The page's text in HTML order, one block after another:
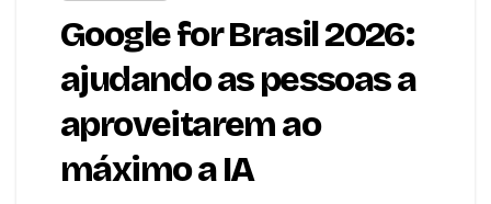
Google for Brasil 2026:
ajudando as pessoas a
aproveitarem ao
máximo a IA